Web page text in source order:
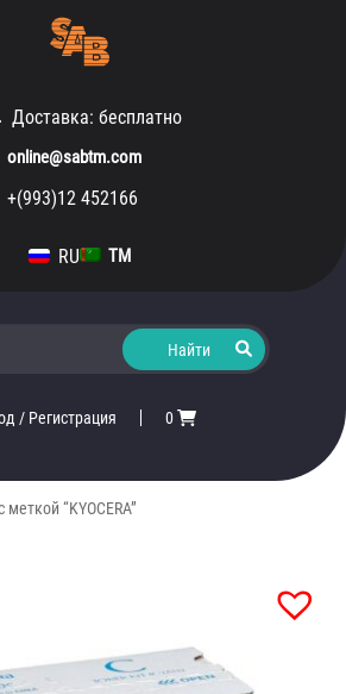
Доставка: бесплатно
online@sabtm.com
+(993)12 452166
RU TM
/ Регистрация 0
“KYOCERA”